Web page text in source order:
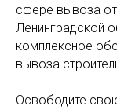
сфере вывоза
Ленинградской
комплексное
вывоза
Освободите